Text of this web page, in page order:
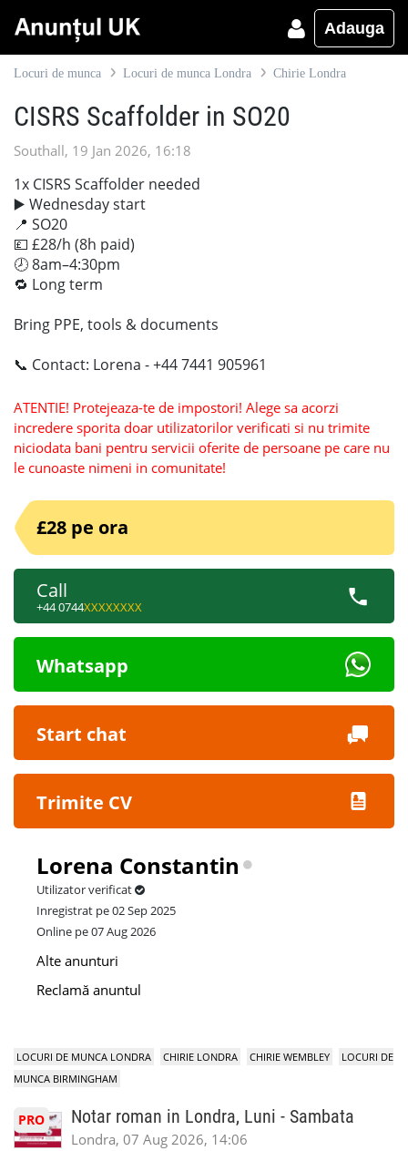
Adauga
Locuri de munca Locuri de munca Londra Chirie Londra
CISRS Scaffolder in SO20
Southall, 19 Jan 2026, 16:18
1x CISRS Scaffolder needed
▶️ Wednesday start
📍 SO20
💷 £28/h (8h paid)
🕗 8am–4:30pm
🔁 Long term
Bring PPE, tools & documents
📞 Contact: Lorena - +44 7441 905961
ATENTIE! Protejeaza-te de impostori! Alege sa acorzi
incredere sporita doar utilizatorilor verificati si nu trimite
niciodata bani pentru servicii oferite de persoane pe care nu
le cunoaste nimeni in comunitate!
£28 pe ora
Call
+44 0744XXXXXXXX
Whatsapp
Start chat
Trimite CV
Lorena Constantin
Utilizator verificat
Inregistrat pe 02 Sep 2025
Online pe 07 Aug 2026
Alte anunturi
Reclamă anuntul
LOCURI DE MUNCA LONDRA CHIRIE LONDRA CHIRIE WEMBLEY
LOCURI DE
MUNCA BIRMINGHAM
PRO Notar roman in Londra, Luni - Sambata
Londra, 07 Aug 2026, 14:06